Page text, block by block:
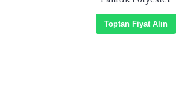
Toptan Fiyat Alın